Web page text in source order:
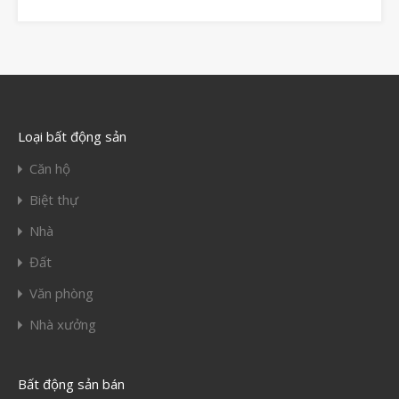
Loại bất động sản
Căn hộ
Biệt thự
Nhà
Đất
Văn phòng
Nhà xưởng
Bất động sản bán